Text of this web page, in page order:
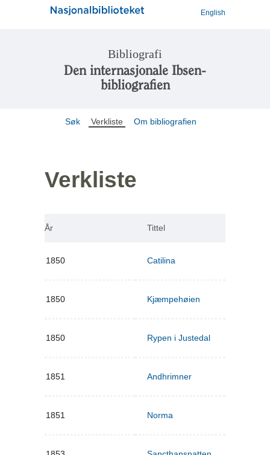
English
Bibliografi
Den internasjonale Ibsen-
bibliografien
Søk Verkliste Om bibliografien
Verkliste
År Tittel
1850 Catilina
1850 Kjæmpehøien
1850 Rypen i Justedal
1851 Andhrimner
1851 Norma